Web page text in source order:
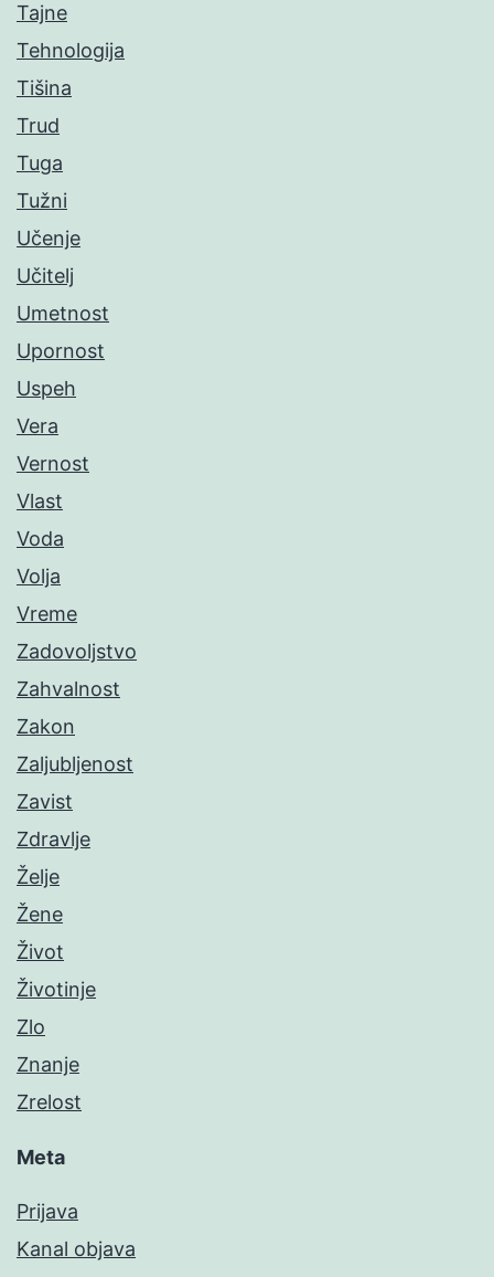
Tajne
Tehnologija
Tišina
Trud
Tuga
Tužni
Učenje
Učitelj
Umetnost
Upornost
Uspeh
Vera
Vernost
Vlast
Voda
Volja
Vreme
Zadovoljstvo
Zahvalnost
Zakon
Zaljubljenost
Zavist
Zdravlje
Želje
Žene
Život
Životinje
Zlo
Znanje
Zrelost
Meta
Prijava
Kanal objava